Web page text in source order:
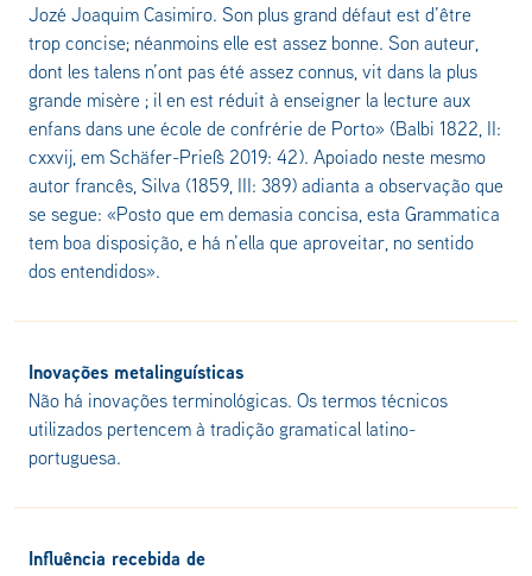
Jozé Joaquim Casimiro. Son plus grand défaut est d’être
trop concise; néanmoins elle est assez bonne. Son auteur,
dont les talens n’ont pas été assez connus, vit dans la plus
grande misère ; il en est réduit à enseigner la lecture aux
enfans dans une école de confrérie de Porto» (Balbi 1822, II:
cxxvij, em Schäfer-Prieß 2019: 42). Apoiado neste mesmo
autor francês, Silva (1859, III: 389) adianta a observação que
se segue: «Posto que em demasia concisa, esta Grammatica
tem boa disposição, e há n’ella que aproveitar, no sentido
dos entendidos».
Inovações metalinguísticas
Não há inovações terminológicas. Os termos técnicos
utilizados pertencem à tradição gramatical latino-
portuguesa.
Influência recebida de